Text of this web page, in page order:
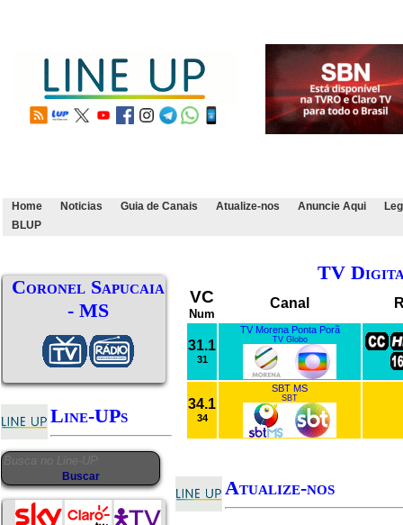
Home Noticias Guia de Canais Atualize-nos Anuncie Aqui
BLUP
Coronel Sapucaia
- MS
Line-UPs
TV
VC
Num
Canal
31.1
31
TV Morena Ponta Porã
TV Globo
34.1
34
SBT MS
SBT
Atualize-nos